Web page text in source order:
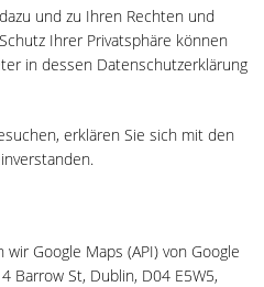
und zu Ihren Rechten und
Ihrer Privatsphäre können
in dessen Datenschutzerklärung
erklären Sie sich mit den
Google Maps (API) von Google
Barrow St, Dublin, D04 E5W5,